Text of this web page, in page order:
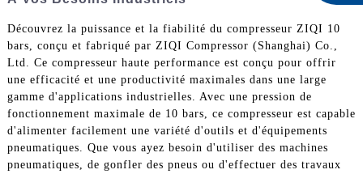
Découvrez la puissance et la fiabilité du compresseur ZIQI 10
bars, conçu et fabriqué par ZIQI Compressor (Shanghai) Co.,
Ltd. Ce compresseur haute performance est conçu pour offrir
une efficacité et une productivité maximales dans une large
gamme d'applications industrielles. Avec une pression de
fonctionnement maximale de 10 bars, ce compresseur est capable
d'alimenter facilement une variété d'outils et d'équipements
pneumatiques. Que vous ayez besoin d'utiliser des machines
pneumatiques, de gonfler des pneus ou d'effectuer des travaux